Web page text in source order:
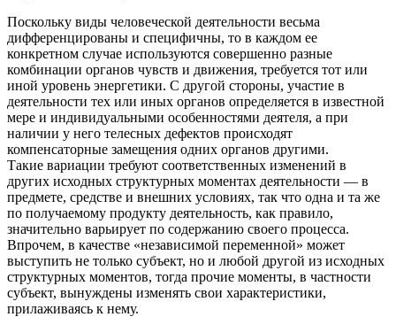
Поскольку виды человеческой деятельности весьма
дифференцированы и специфичны, то в каждом ее
конкретном случае используются совершенно разные
комбинации органов чувств и движения, требуется тот или
иной уровень энергетики. С другой стороны, участие в
деятельности тех или иных органов определяется в известной
мере и индивидуальными особенностями деятеля, а при
наличии у него телесных дефектов происходят
компенсаторные замещения одних органов другими.
Такие вариации требуют соответственных изменений в
других исходных структурных моментах деятельности — в
предмете, средстве и внешних условиях, так что одна и та же
по получаемому продукту деятельность, как правило,
значительно варьирует по содержанию своего процесса.
Впрочем, в качестве «независимой переменной» может
выступить не только субъект, но и любой другой из исходных
структурных моментов, тогда прочие моменты, в частности
субъект, вынуждены изменять свои характеристики,
прилаживаясь к нему.